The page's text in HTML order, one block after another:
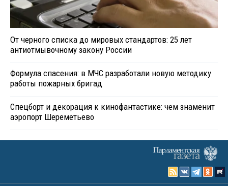
От черного списка до мировых стандартов: 25 лет
антиотмывочному закону России
Формула спасения: в МЧС разработали новую методику
работы пожарных бригад
Спецборт и декорация к кинофантастике: чем знаменит
аэропорт Шереметьево